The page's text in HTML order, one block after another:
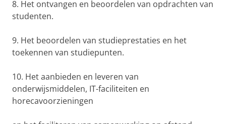
8. Het ontvangen en beoordelen van opdrachten van
studenten.
9. Het beoordelen van studieprestaties en het
toekennen van studiepunten.
10. Het aanbieden en leveren van
onderwijsmiddelen, IT-faciliteiten en
horecavoorzieningen